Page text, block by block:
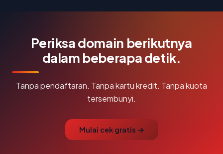
Periksa domain berikutnya
dalam beberapa detik.
Tanpa pendaftaran. Tanpa kartu kredit. Tanpa kuota
tersembunyi.
Mulai cek gratis →